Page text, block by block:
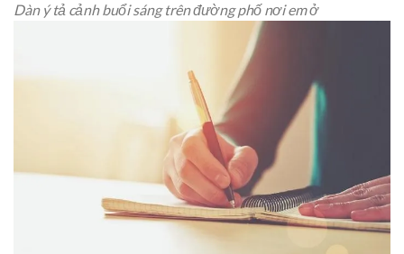
Dàn ý tả cảnh buổi sáng trên đường phố nơi em ở